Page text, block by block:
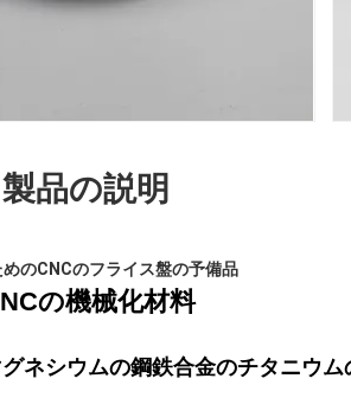
製品の説明
めのCNCのフライス盤の予備品
の機械化材料
ネシウムの鋼鉄合金のチタニウム